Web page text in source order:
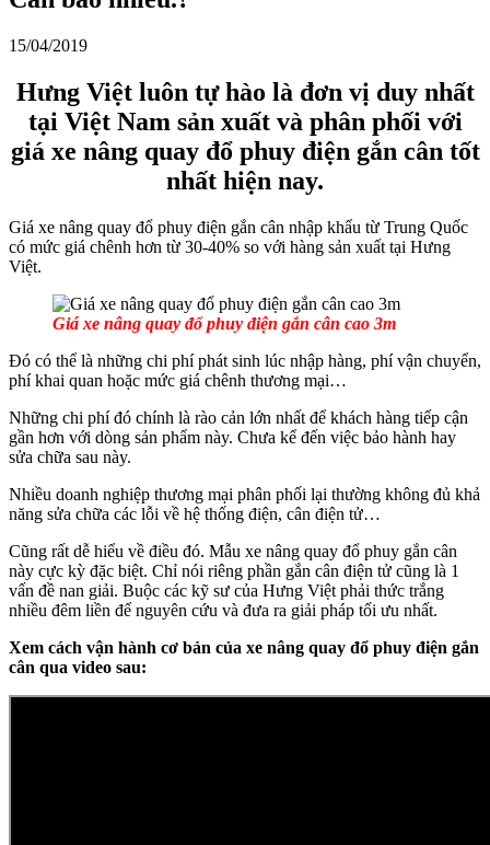
15/04/2019
Hưng Việt luôn tự hào là đơn vị duy nhất
tại Việt Nam sản xuất và phân phối với
giá xe nâng quay đổ phuy điện gắn cân tốt
nhất hiện nay.
Giá xe nâng quay đổ phuy điện gắn cân nhập khẩu từ Trung Quốc
có mức giá chênh hơn từ 30-40% so với hàng sản xuất tại Hưng
Việt.
Giá xe nâng quay đổ phuy điện gắn cân cao 3m
Đó có thể là những chi phí phát sinh lúc nhập hàng, phí vận chuyển,
phí khai quan hoặc mức giá chênh thương mại…
Những chi phí đó chính là rào cản lớn nhất để khách hàng tiếp cận
gần hơn với dòng sản phẩm này. Chưa kể đến việc bảo hành hay
sửa chữa sau này.
Nhiều doanh nghiệp thương mại phân phối lại thường không đủ khả
năng sửa chữa các lỗi về hệ thống điện, cân điện tử…
Cũng rất dễ hiểu về điều đó. Mẫu xe nâng quay đổ phuy gắn cân
này cực kỳ đặc biệt. Chỉ nói riêng phần gắn cân điện tử cũng là 1
vấn đề nan giải. Buộc các kỹ sư của Hưng Việt phải thức trắng
nhiều đêm liền để nguyên cứu và đưa ra giải pháp tối ưu nhất.
Xem cách vận hành cơ bản của xe nâng quay đổ phuy điện gắn
cân qua video sau: